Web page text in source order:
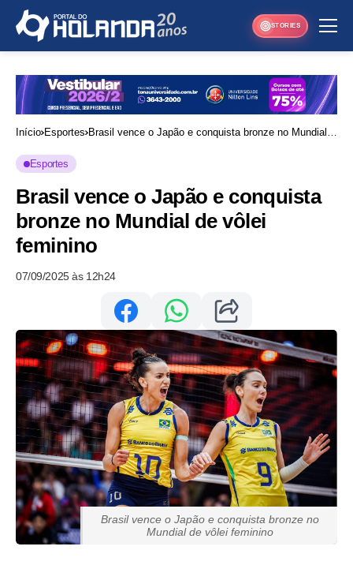
STORIES
Início Esportes Brasil vence o Japão e conquista bronze no Mundial
Esportes
Brasil vence o Japão e conquista
bronze no Mundial de vôlei
feminino
07/09/2025 às 12h24
Brasil vence o Japão e conquista bronze no
Mundial de vôlei feminino